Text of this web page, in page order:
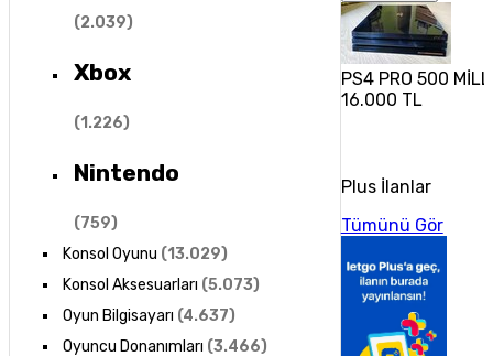
(2.039)
Xbox
(1.226)
Nintendo
(759)
Konsol Oyunu (13.029)
Konsol Aksesuarları (5.073)
Oyun Bilgisayarı (4.637)
Oyuncu Donanımları (3.466)
PS4 PRO 500
16.000 TL
Plus İlanlar
Tümünü Gör